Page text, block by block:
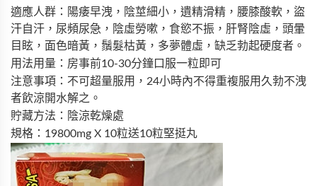
適應人群：陽痿早洩，陰莖細小，遺精滑精，腰膝酸軟，盜
汗自汗，尿頻尿急，陰虛勞嗽，食慾不振，肝腎陰虛，頭暈
目眩，面色暗黃，鬚髮枯黃，多夢體虛，缺乏勃起硬度者。
用法用量：房事前10-30分鐘口服一粒即可
注意事項：不可超量服用，24小時內不得重複服用久勃不洩
者飲涼開水解之。
貯藏方法：陰涼乾燥處
規格：19800mg X 10粒送10粒堅挺丸